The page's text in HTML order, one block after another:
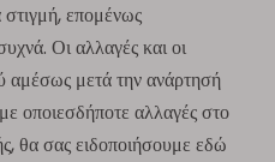
επομένως
Οι αλλαγές και οι
αμέσως μετά την ανάρτησή
οποιεσδήποτε αλλαγές στο
θα σας ειδοποιήσουμε εδώ